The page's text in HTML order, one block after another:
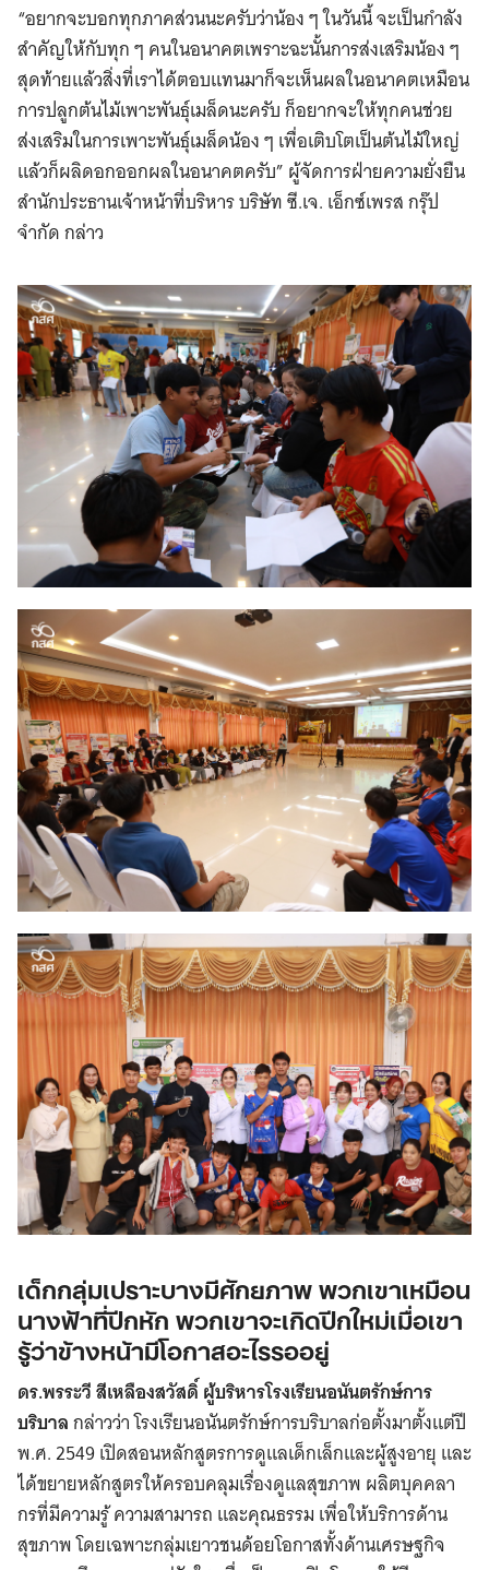
“อยากจะบอกทุกภาคส่วนนะครับว่าน้อง ๆ ในวันนี้ จะเป็นกำลัง
สำคัญให้กับทุก ๆ คนในอนาคตเพราะฉะนั้นการส่งเสริมน้อง ๆ
สุดท้ายแล้วสิ่งที่เราได้ตอบแทนมาก็จะเห็นผลในอนาคตเหมือน
การปลูกต้นไม้เพาะพันธุ์เมล็ดนะครับ ก็อยากจะให้ทุกคนช่วย
ส่งเสริมในการเพาะพันธุ์เมล็ดน้อง ๆ เพื่อเติบโตเป็นต้นไม้ใหญ่
แล้วก็ผลิดอกออกผลในอนาคตครับ” ผู้จัดการฝ่ายความยั่งยืน
สำนักประธานเจ้าหน้าที่บริหาร บริษัท ซี.เจ. เอ็กซ์เพรส กรุ๊ป
จำกัด กล่าว
เด็กกลุ่มเปราะบางมีศักยภาพ พวกเขาเหมือน
นางฟ้าที่ปีกหัก พวกเขาจะเกิดปีกใหม่เมื่อเขา
รู้ว่าข้างหน้ามีโอกาสอะไรรออยู่
ดร.พรระวี สีเหลืองสวัสดิ์ ผู้บริหารโรงเรียนอนันตรักษ์การ
บริบาลกล่าวว่า โรงเรียนอนันตรักษ์การบริบาลก่อตั้งมาตั้งแต่ปี
พ.ศ. 2549 เปิดสอนหลักสูตรการดูแลเด็กเล็กและผู้สูงอายุ และ
ได้ขยายหลักสูตรให้ครอบคลุมเรื่องดูแลสุขภาพ ผลิตบุคคลา
กรที่มีความรู้ ความสามารถ และคุณธรรม เพื่อให้บริการด้าน
สุขภาพ โดยเฉพาะกลุ่มเยาวชนด้อยโอกาสทั้งด้านเศรษฐกิจ